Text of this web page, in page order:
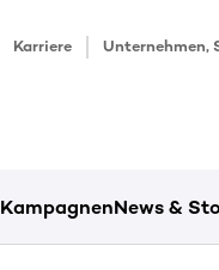
Karriere Unternehmen,
KampagnenNews &